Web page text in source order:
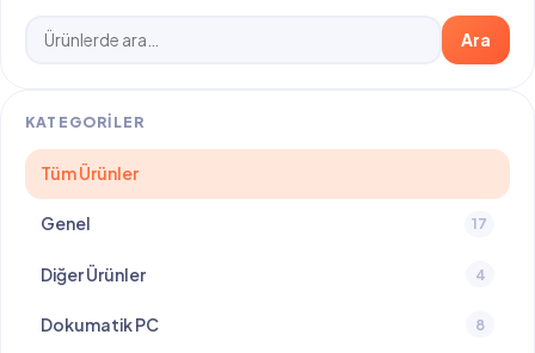
Ara: Ara
KATEGORILER
Tüm Ürünler
Genel 17
Diğer Ürünler 4
Dokumatik PC 8